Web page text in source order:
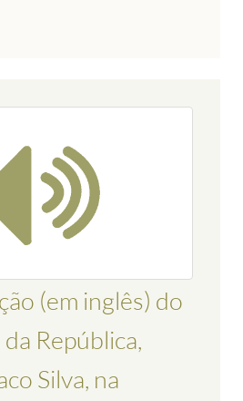
(em inglês) do
República,
Silva, na